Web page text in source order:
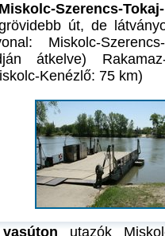
Szerencs-
út, de
Miskolc-
átkelve)
Kenézlő: 75 km)
vasúton utazók